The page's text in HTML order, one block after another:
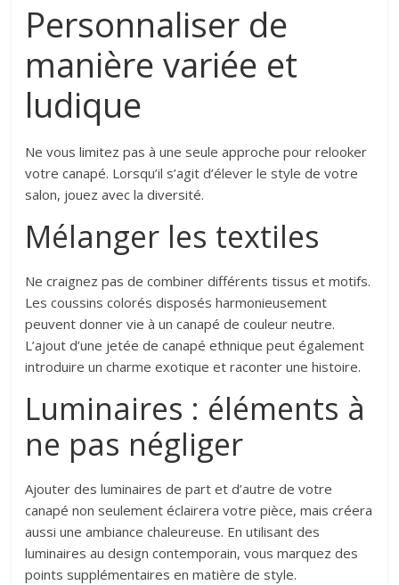
Personnaliser de
manière variée et
ludique
Ne vous limitez pas à une seule approche pour relooker
votre canapé. Lorsqu’il s’agit d’élever le style de votre
salon, jouez avec la diversité.
Mélanger les textiles
Ne craignez pas de combiner différents tissus et motifs.
Les coussins colorés disposés harmonieusement
peuvent donner vie à un canapé de couleur neutre.
L’ajout d’une jetée de canapé ethnique peut également
introduire un charme exotique et raconter une histoire.
Luminaires : éléments à
ne pas négliger
Ajouter des luminaires de part et d’autre de votre
canapé non seulement éclairera votre pièce, mais créera
aussi une ambiance chaleureuse. En utilisant des
luminaires au design contemporain, vous marquez des
points supplémentaires en matière de style.